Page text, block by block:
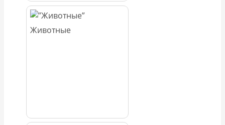
Животные